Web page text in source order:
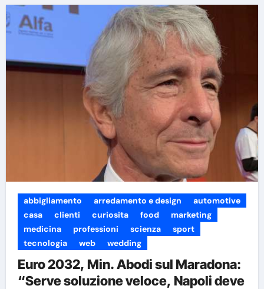
abbigliamento arredamento e design
automotive
casa
clienti curiosita food
marketing
medicina
professioni scienza
sport
tecnologia
web wedding
Euro 2032, Min. Abodi sul Maradona:
“Serve soluzione veloce, Napoli deve